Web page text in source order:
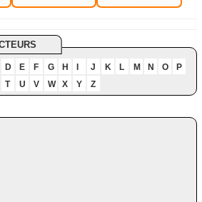
D E F G H J K L M N O
P
T
U V W X Y Z